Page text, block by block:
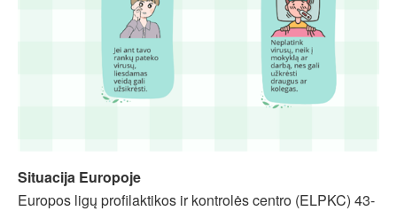
Situacija Europoje
Europos ligų profilaktikos ir kontrolės centro (ELPKC) 43-